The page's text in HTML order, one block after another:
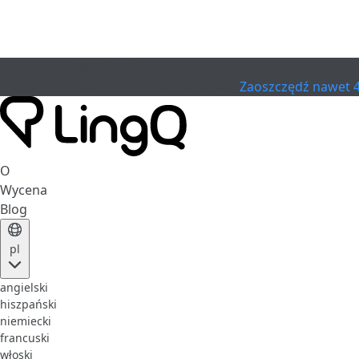
Zaoszczędź nawet
O
Wycena
Blog
pl
angielski
hiszpański
niemiecki
francuski
włoski